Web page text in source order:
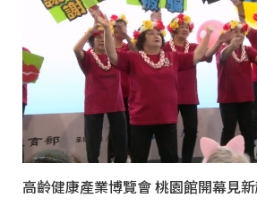
高齡健康產業博覽會 桃園館開幕見